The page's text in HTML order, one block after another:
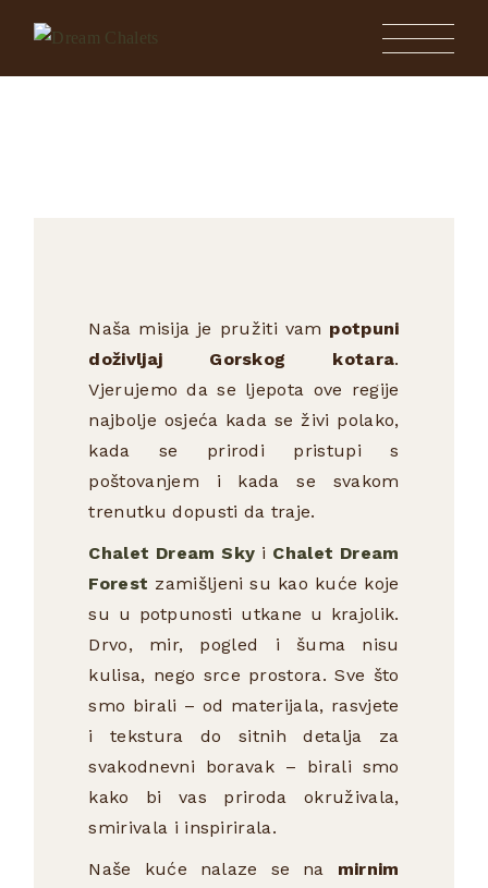
Naša misija je pružiti vam potpuni
doživljaj Gorskog kotara.
Vjerujemo da se ljepota ove regije
najbolje osjeća kada se živi polako,
kada se prirodi pristupi s
poštovanjem i kada se svakom
trenutku dopusti da traje.
Chalet Dream Sky i Chalet Dream
Forest zamišljeni su kao kuće koje
su u potpunosti utkane u krajolik.
Drvo, mir, pogled i šuma nisu
kulisa, nego srce prostora. Sve što
smo birali – od materijala, rasvjete
i tekstura do sitnih detalja za
svakodnevni boravak – birali smo
kako bi vas priroda okruživala,
smirivala i inspirirala.
Naše kuće nalaze se na mirnim